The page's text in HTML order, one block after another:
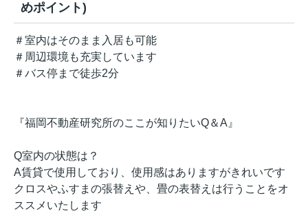
めポイント)
＃室内はそのまま入居も可能
＃周辺環境も充実しています
＃バス停まで徒歩2分
『福岡不動産研究所のここが知りたいQ＆A』
Q室内の状態は？
A賃貸で使用しており、使用感はありますがきれいです
クロスやふすまの張替えや、畳の表替えは行うことをオ
ススメいたします